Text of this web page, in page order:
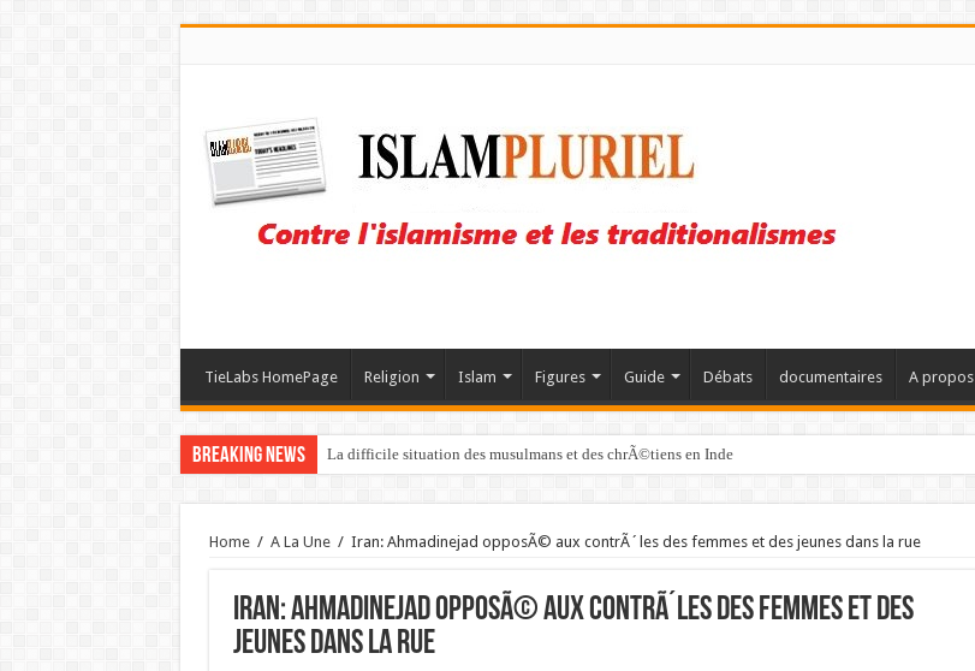
TieLabs HomePage Religion Islam Figures Guide Débats documentaires A propos
Breaking News La difficile situation des musulmans et des chrÃ©tiens en Inde
Home / A La Une / Iran: Ahmadinejad opposÃ© aux contrÃ´les des femmes et des jeunes dans la rue
Iran: Ahmadinejad opposÃ© aux contrÃ´les des femmes et des
jeunes dans la rue